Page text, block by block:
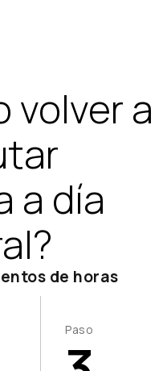
volver a
a día
de horas
Paso